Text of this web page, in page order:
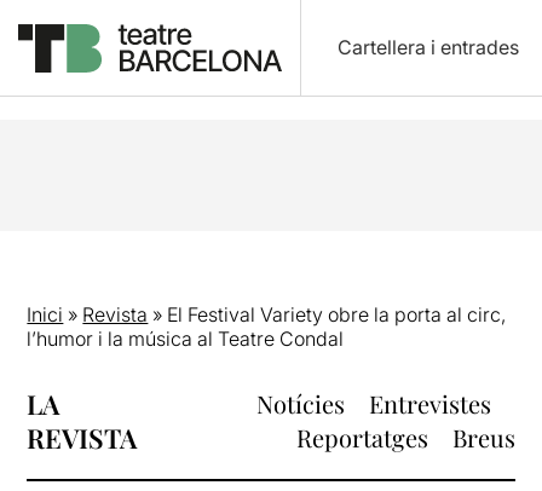
Cartellera i entrades
Inici » Revista » El Festival Variety obre la porta al circ,
l’humor i la música al Teatre Condal
LA
REVISTA
Notícies
Entrevistes
Reportatges
Breus